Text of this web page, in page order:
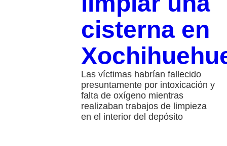
cisterna en
Las víctimas habrían fallecido
presuntamente por intoxicación y
falta de oxígeno mientras
realizaban trabajos de limpieza
en el interior del depósito